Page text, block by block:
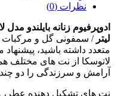
نظرات (0)
لیتر / سمفونی گل و مرکبات
متعدد داشته باشید،
لاتوسکا از نت های مختلف
آرامش و سرزندگی را دو
نت های تشکیل دهنده عطر،